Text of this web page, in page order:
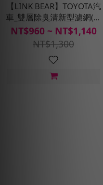
【LINK BEAR】TOYOTA汽
車_雙層除臭清新型濾網(送
安裝服務)
NT$960 ~ NT$1,140
NT$1,300